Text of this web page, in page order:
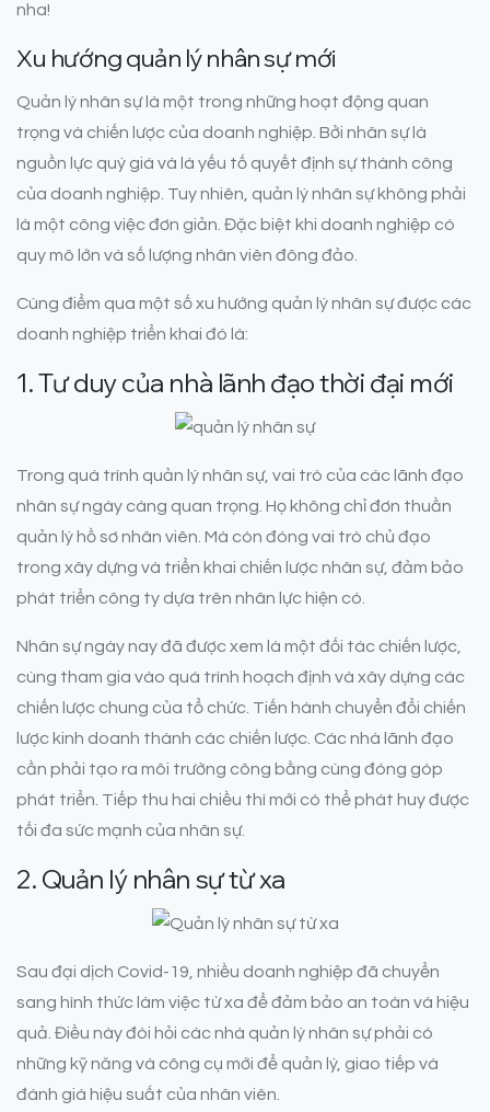
nha!
Xu hướng quản lý nhân sự mới
Quản lý nhân sự là một trong những hoạt động quan
trọng và chiến lược của doanh nghiệp. Bởi nhân sự là
nguồn lực quý giá và là yếu tố quyết định sự thành công
của doanh nghiệp. Tuy nhiên, quản lý nhân sự không phải
là một công việc đơn giản. Đặc biệt khi doanh nghiệp có
quy mô lớn và số lượng nhân viên đông đảo.
Cùng điểm qua một số xu hướng quản lý nhân sự được các
doanh nghiệp triển khai đó là:
1. Tư duy của nhà lãnh đạo thời đại mới
Trong quá trình quản lý nhân sự, vai trò của các lãnh đạo
nhân sự ngày càng quan trọng. Họ không chỉ đơn thuần
quản lý hồ sơ nhân viên. Mà còn đóng vai trò chủ đạo
trong xây dựng và triển khai chiến lược nhân sự, đảm bảo
phát triển công ty dựa trên nhân lực hiện có.
Nhân sự ngày nay đã được xem là một đối tác chiến lược,
cùng tham gia vào quá trình hoạch định và xây dựng các
chiến lược chung của tổ chức. Tiến hành chuyển đổi chiến
lược kinh doanh thành các chiến lược. Các nhà lãnh đạo
cần phải tạo ra môi trường công bằng cùng đóng góp
phát triển. Tiếp thu hai chiều thì mới có thể phát huy được
tối đa sức mạnh của nhân sự.
2. Quản lý nhân sự từ xa
Sau đại dịch Covid-19, nhiều doanh nghiệp đã chuyển
sang hình thức làm việc từ xa để đảm bảo an toàn và hiệu
quả. Điều này đòi hỏi các nhà quản lý nhân sự phải có
những kỹ năng và công cụ mới để quản lý, giao tiếp và
đánh giá hiệu suất của nhân viên.